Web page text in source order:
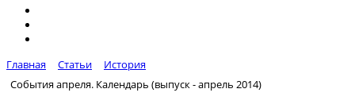
Главная Статьи
История
События апреля. Календарь (выпуск - апрель 2014)